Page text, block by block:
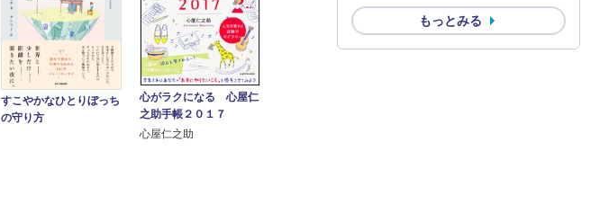
もっとみる
すこやかなひとりぼっち
の守り方
心がラクになる 心屋仁
之助手帳２０１７
心屋仁之助